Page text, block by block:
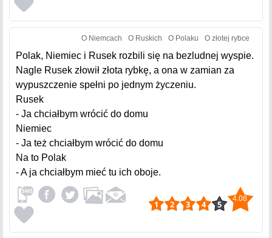
O Niemcach O Ruskich O Polaku O złotej rybce
Polak, Niemiec i Rusek rozbili się na bezludnej wyspie.
Nagle Rusek złowił złota rybkę, a ona w zamian za
wypuszczenie spełni po jednym życzeniu.
Rusek
- Ja chciałbym wrócić do domu
Niemiec
- Ja też chciałbym wrócić do domu
Na to Polak
- A ja chciałbym mieć tu ich oboje.
4.08